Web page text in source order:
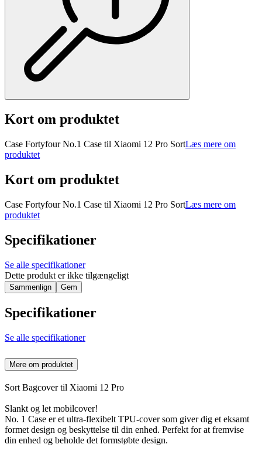
Kort om produktet
Case Fortyfour No.1 Case til Xiaomi 12 Pro SortLæs mere om
produktet
Kort om produktet
Case Fortyfour No.1 Case til Xiaomi 12 Pro SortLæs mere om
produktet
Specifikationer
Se alle specifikationer
Dette produkt er ikke tilgængeligt
Sammenlign Gem
Specifikationer
Se alle specifikationer
Mere om produktet
Sort Bagcover til Xiaomi 12 Pro
Slankt og let mobilcover!
No. 1 Case er et ultra-flexibelt TPU-cover som giver dig et eksamt
formet design og beskyttelse til din enhed. Perfekt for at fremvise
din enhed og beholde det formstøbte design.